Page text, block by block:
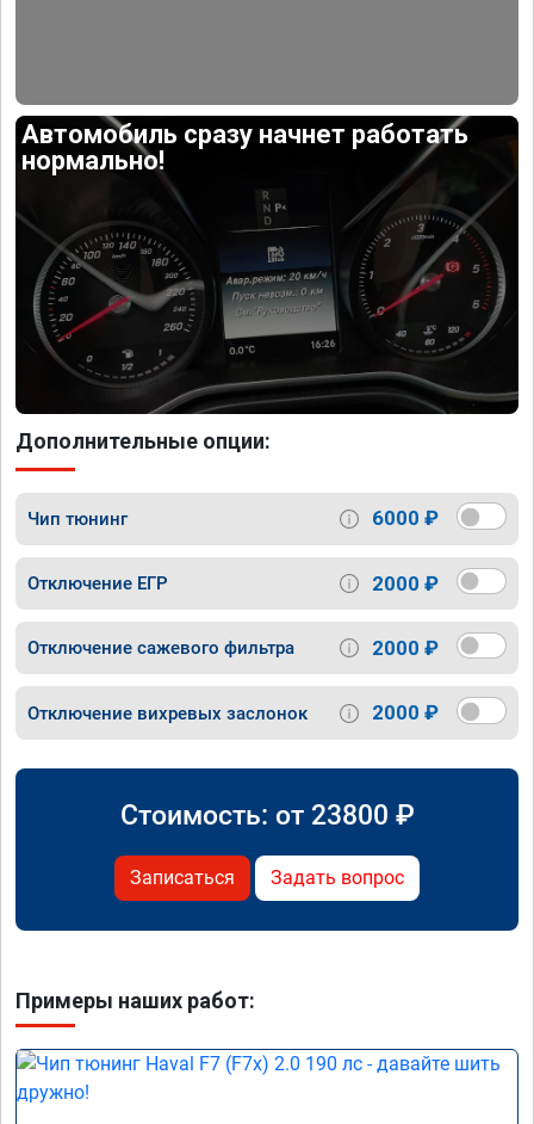
Автомобиль сразу начнет работать
нормально!
Дополнительные опции:
Чип тюнинг 6000 ₽
Отключение ЕГР 2000 ₽
Отключение сажевого фильтра 2000 ₽
Отключение вихревых заслонок 2000 ₽
Стоимость: от 23800 ₽
Записаться Задать вопрос
Примеры наших работ: